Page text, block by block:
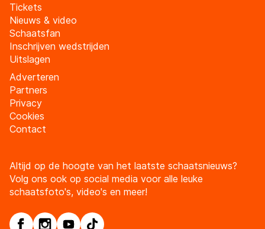
Tickets
Nieuws & video
Schaatsfan
Inschrijven wedstrijden
Uitslagen
Adverteren
Partners
Privacy
Cookies
Contact
Altijd op de hoogte van het laatste schaatsnieuws?
Volg ons ook op social media voor alle leuke
schaatsfoto's, video's en meer!